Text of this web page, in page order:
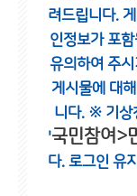
려드립니다.
인정보가 포
유의하여 주
게시물에 대
니다. ※ 기상
'국민참여>
다. 로그인 유